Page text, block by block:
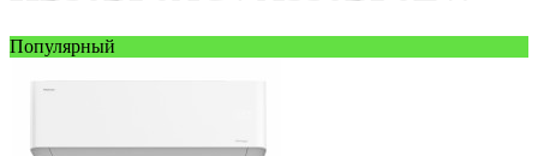
Популярный